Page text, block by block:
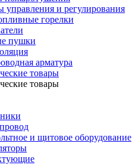
управления и регулирования
горелки
пушки
арматура
товары
товары
и щитовое оборудование